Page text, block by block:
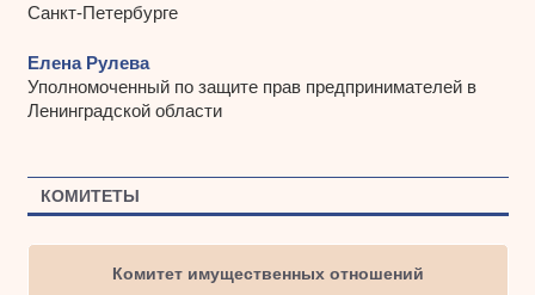
Санкт-Петербурге
Елена Рулева
Уполномоченный по защите прав предпринимателей в
Ленинградской области
КОМИТЕТЫ
Комитет имущественных отношений